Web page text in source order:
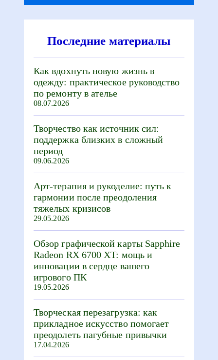
Последние материалы
Как вдохнуть новую жизнь в
одежду: практическое руководство
по ремонту в ателье
08.07.2026
Творчество как источник сил:
поддержка близких в сложный
период
09.06.2026
Арт-терапия и рукоделие: путь к
гармонии после преодоления
тяжелых кризисов
29.05.2026
Обзор графической карты Sapphire
Radeon RX 6700 XT: мощь и
инновации в сердце вашего
игрового ПК
19.05.2026
Творческая перезагрузка: как
прикладное искусство помогает
преодолеть пагубные привычки
17.04.2026